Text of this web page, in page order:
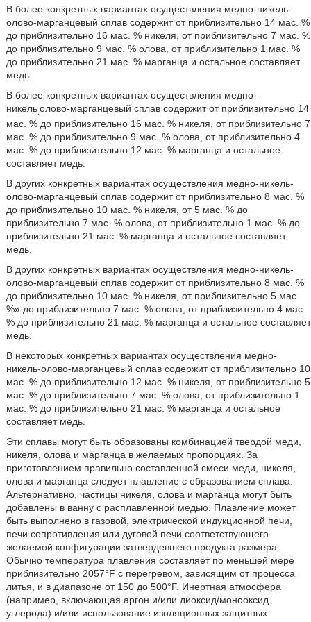
В более конкретных вариантах осуществления медно-никель-
олово-марганцевый сплав содержит от приблизительно 14 мас. %
до приблизительно 16 мас. % никеля, от приблизительно 7 мас. %
до приблизительно 9 мас. % олова, от приблизительно 1 мас. %
до приблизительно 21 мас. % марганца и остальное составляет
медь.
В более конкретных вариантах осуществления медно-
никель:олово-марганцевый сплав содержит от приблизительно 14
мас. % до приблизительно 16 мас. % никеля, от приблизительно 7
мас. % до приблизительно 9 мас. % олова, от приблизительно 4
мас. % до приблизительно 12 мас. % марганца и остальное
составляет медь.
В других конкретных вариантах осуществления медно-никель-
олово-марганцевый сплав содержит от приблизительно 8 мас. %
до приблизительно 10 мас. % никеля, от 5 мас. % до
приблизительно 7 мас. % олова, от приблизительно 1 мас. % до
приблизительно 21 мас. % марганца и остальное составляет
медь.
В других конкретных вариантах осуществления медно-никель-
олово-марганцевый сплав содержит от приблизительно 8 мас. %
до приблизительно 10 мас. % никеля, от приблизительно 5 мас.
%» до приблизительно 7 мас. % олова, от приблизительно 4 мас.
% до приблизительно 21 мас. % марганца и остальное составляет
медь.
В некоторых конкретных вариантах осуществления медно-
никель-олово-марганцевый сплав содержит от приблизительно 10
мас. % до приблизительно 12 мас. % никеля, от приблизительно 5
мас. % до приблизительно 7 мас. % олова, от приблизительно 1
мас. % до приблизительно 21 мас. % марганца и остальное
составляет медь.
Эти сплавы могут быть образованы комбинацией твердой меди,
никеля, олова и марганца в желаемых пропорциях. За
приготовлением правильно составленной смеси меди, никеля,
олова и марганца следует плавление с образованием сплава.
Альтернативно, частицы никеля, олова и марганца могут быть
добавлены в ванну с расплавленной медью. Плавление может
быть выполнено в газовой, электрической индукционной печи,
печи сопротивления или дуговой печи соответствующего
желаемой конфигурации затвердевшего продукта размера.
Обычно температура плавления составляет по меньшей мере
приблизительно 2057°F с перегревом, зависящим от процесса
литья, и в диапазоне от 150 до 500°F. Инертная атмосфера
(например, включающая аргон и/или диоксид/монооксид
углерода) и/или использование изоляционных защитных